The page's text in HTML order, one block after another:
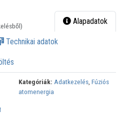
Alapadatok
Technikai adatok
Kategóriák: Adatkezelés, Fúziós
atomenergia